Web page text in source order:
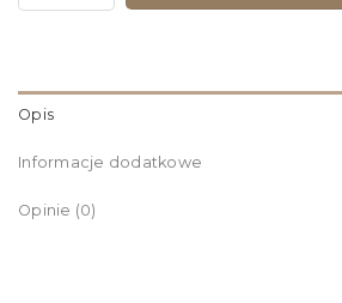
Opis
Informacje dodatkowe
Opinie (0)